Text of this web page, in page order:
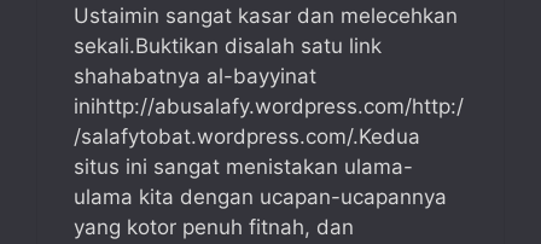
Ustaimin sangat kasar dan melecehkan
sekali.Buktikan disalah satu link
shahabatnya al-bayyinat
inihttp://abusalafy.wordpress.com/http:/
/salafytobat.wordpress.com/.Kedua
situs ini sangat menistakan ulama-
ulama kita dengan ucapan-ucapannya
yang kotor penuh fitnah, dan